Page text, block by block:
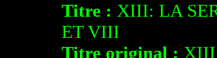
Titre : XIII: LA
ET VIII
Titre original :